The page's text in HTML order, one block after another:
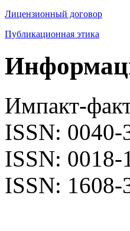
Лицензионный договор
Публикационная этика
Импакт-
ISSN: 0040-
ISSN: 0018-
ISSN: 1608-